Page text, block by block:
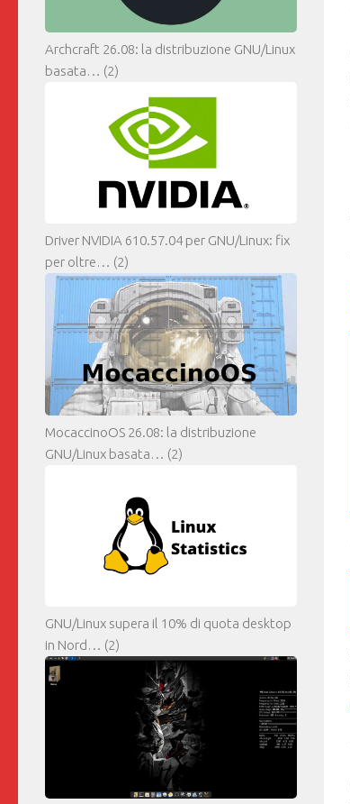
Archcraft 26.08: la distribuzione GNU/Linux
basata… (2)
Driver NVIDIA 610.57.04 per GNU/Linux: fix
per oltre… (2)
MocaccinoOS 26.08: la distribuzione
GNU/Linux basata… (2)
GNU/Linux supera il 10% di quota desktop
in Nord… (2)